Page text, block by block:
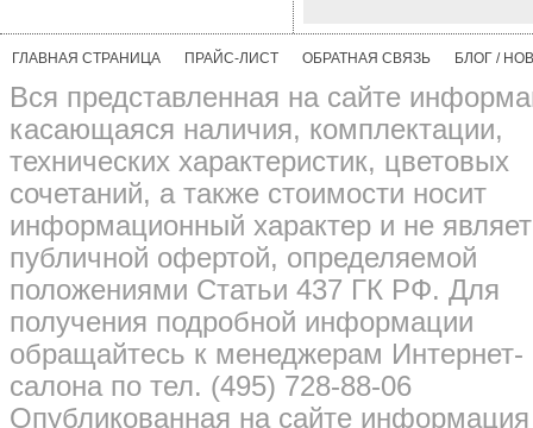
ГЛАВНАЯ СТРАНИЦА ПРАЙС-ЛИСТ ОБРАТНАЯ СВЯЗЬ БЛОГ /
Вся представленная на сайте
касающаяся наличия, комплектации,
технических характеристик, цветовых
сочетаний, а также стоимости носит
информационный характер и не
публичной офертой, определяемой
положениями Статьи 437 ГК РФ. Для
получения подробной информации
обращайтесь к менеджерам Интернет-
салона по тел. (495) 728-88-06
Опубликованная на сайте информация